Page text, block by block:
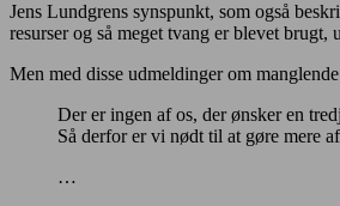
Jens Lundgrens synspunkt, som også
resurser og så meget tvang er blevet
Men med disse udmeldinger om
Der er ingen af os, der ønsker en
Så derfor er vi nødt til at gøre mere
…